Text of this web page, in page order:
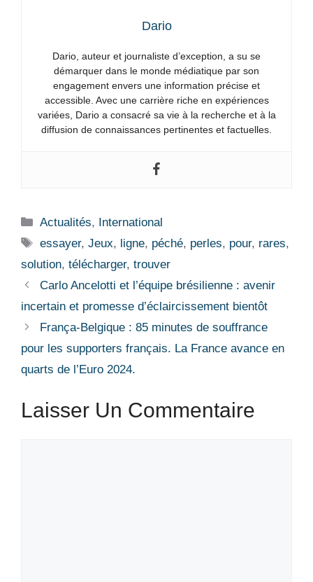
Dario
Dario, auteur et journaliste d’exception, a su se
démarquer dans le monde médiatique par son
engagement envers une information précise et
accessible. Avec une carrière riche en expériences
variées, Dario a consacré sa vie à la recherche et à la
diffusion de connaissances pertinentes et factuelles.
Catégories
Actualités, International
Étiquettes
essayer,Jeux, ligne, péché, perles, pour, rares,
solution, télécharger, trouver
Carlo Ancelotti et l’équipe brésilienne : avenir
incertain et promesse d’éclaircissement bientôt
França-Belgique : 85 minutes de souffrance
pour les supporters français. La France avance en
quarts de l’Euro 2024.
Laisser Un Commentaire